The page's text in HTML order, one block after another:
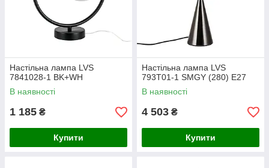
Настільна лампа LVS
7841028-1 BK+WH
В наявності
1 185 ₴
Купити
Настільна лампа LVS
793T01-1 SMGY (280) E27
В наявності
4 503 ₴
Купити